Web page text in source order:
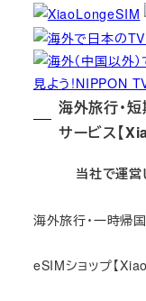
海外旅行・
サービス【
当社で運営
海外旅行・一時帰
eSIMショップ【